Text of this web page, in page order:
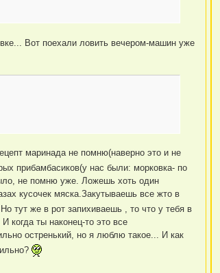
Вот поехали ловить вечером-машин уже
маринада не помню(наверно это и не
прибамбасиков(у нас были: морковка- по
не помню уже. Ложешь хоть один
кусочек мяска.Закутываешь все жто в
тут же в рот запихиваешь , то что у тебя в
когда ты наконец-то это все
остренький, но я люблю такое... И как